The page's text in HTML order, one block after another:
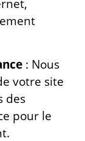
: Nous
votre site
des
pour le